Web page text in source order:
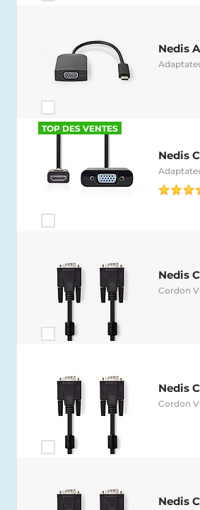
Nedis
TOP DES VENTES
Nedis
Nedis
Cordon
Nedis
Cordon
Nedis